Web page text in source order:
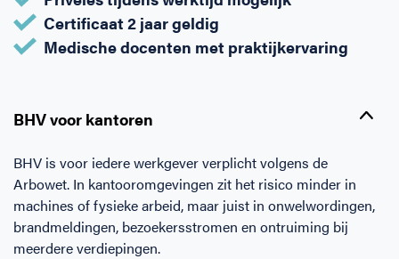
Horeca
BHV voor retail en winkels
BHV voor Primair Onderwijs
BHV voor Voortgezet Onderwijs
EHBO voor (para-)medici
EHBO voor Sportclubs
Reanimatie en AED voor (para-) medici
Over Ons
Levensreddend handelen voor iedereen
Werken bij Schok & Pomp
Contact
Zakelijk veelgestelde vragen
Offerte aanvragen
Direct boeken
Incompany offerte
Inloggen
Certificaat 2 jaar geldig
Medische docenten met praktijkervaring
BHV voor kantoren
BHV is voor iedere werkgever verplicht volgens de
Arbowet. In kantooromgevingen zit het risico minder in
machines of fysieke arbeid, maar juist in onwelwordingen,
brandmeldingen, bezoekersstromen en ontruiming bij
meerdere verdiepingen.